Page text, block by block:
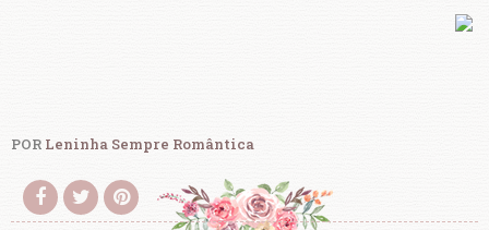
POR Leninha Sempre Romântica